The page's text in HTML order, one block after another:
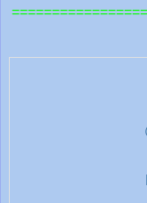
a
1